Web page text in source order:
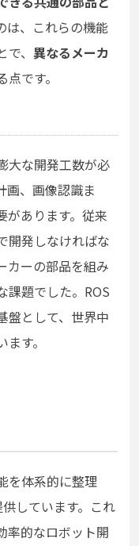
は、これらの機能
、 異なるメーカ
点です。
大な開発工数が必
画、画像認識ま
があります。従来
開発しなければな
カーの部品を組み
課題でした。ROS
盤として、世界中
す。
を体系的に整理
しています。これ
率的なロボット開